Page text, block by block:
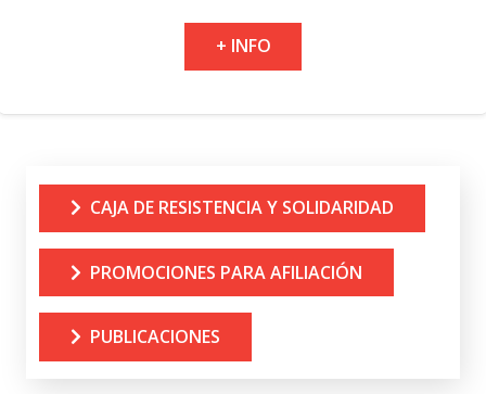
+ INFO
CAJA DE RESISTENCIA Y SOLIDARIDAD
PROMOCIONES PARA AFILIACIÓN
PUBLICACIONES